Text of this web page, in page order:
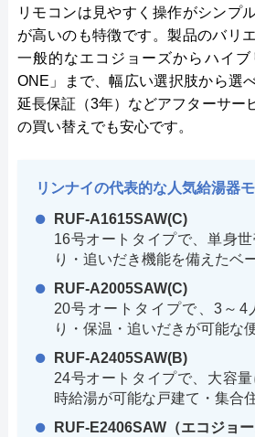
リモコンは見やすく操作がシンプ
が高いのも特徴です。製品のバリ
一般的なエコジョーズからハイ
ONE」まで、幅広い選択肢から選
延長保証（3年）などアフターサー
の買い替えでも安心です。
リンナイの代表的な人気給湯器
RUF-A1615SAW(C)
16号オートタイプで、単身
り・追いだき機能を備えたベ
RUF-A2005SAW(C)
20号オートタイプで、3～4
り・保温・追いだきが可能な
RUF-A2405SAW(B)
24号オートタイプで、大容
時給湯が可能な戸建て・集合
RUF-E2406SAW（エコジョー